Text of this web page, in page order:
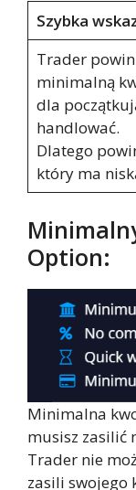
Szybka
Trader
minimalną
dla
handlować.
Dlatego
który ma
Option:
Minimalna
musisz zasilić
Trader nie
zasili swojego